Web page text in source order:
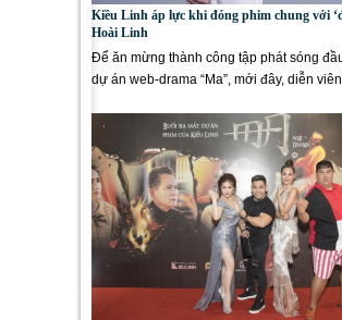
Kiều Linh áp lực khi đóng phim chung với
Hoài Linh
Để ăn mừng thành công tập phát sóng
dự án web-drama “Ma”, mới đây, diễn